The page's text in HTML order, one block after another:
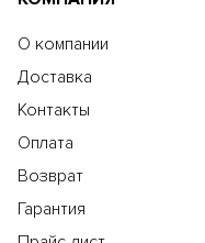
О компании
Доставка
Контакты
Оплата
Возврат
Гарантия